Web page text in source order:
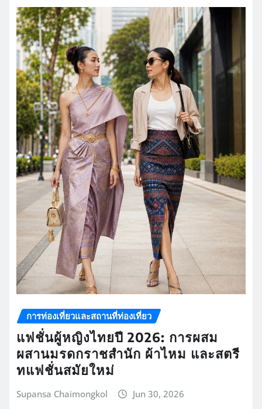
การท่องเที่ยวและสถานที่ท่องเที่ยว
แฟชั่นผู้หญิงไทยปี 2026: การผสม
ผสานมรดกราชสำนัก ผ้าไหม และสตรี
ทแฟชั่นสมัยใหม่
Supansa Chaimongkol Jun 30, 2026